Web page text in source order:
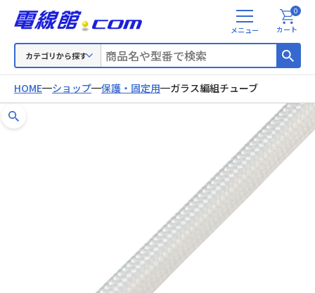
カテゴリから探す
メ
ニ
カート
0
HOME ショップ 保護・固定用 ガラス編組チューブ